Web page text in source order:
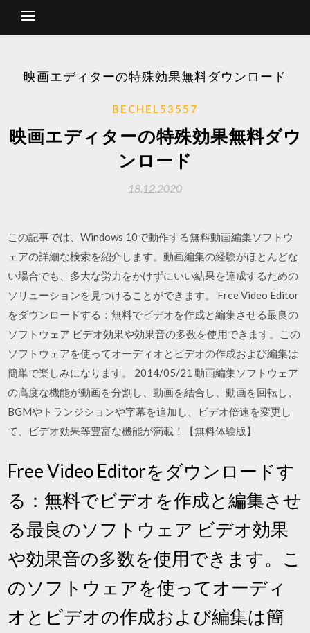
映画エディターの特殊効果無料ダウンロード
BECHEL53557
映画エディターの特殊効果無料ダウ
ンロード
18.12.2020
この記事では、Windows 10で動作する無料動画編集ソフトウ
ェアの詳細な検索を紹介します。動画編集の経験がほとんどな
い場合でも、多大な労力をかけずにいい結果を達成するための
ソリューションを見つけることができます。 Free Video Editor
をダウンロードする：無料でビデオを作成と編集させる最良の
ソフトウェア ビデオ効果や効果音の多数を使用できます。この
ソフトウェアを使ってオーディオとビデオの作成および編集は
簡単で楽しみになります。 2014/05/21 動画編集ソフトウェア
の高度な機能が動画を分割し、動画を結合し、動画を回転し、
BGMやトランジションや字幕を追加し、ビデオ倍速を変更し
て、ビデオ効果等豊富な機能が満載！【無料体験版】
Free Video Editorをダウンロードす
る：無料でビデオを作成と編集させ
る最良のソフトウェア ビデオ効果
や効果音の多数を使用できます。こ
のソフトウェアを使ってオーディ
オとビデオの作成および編集は簡